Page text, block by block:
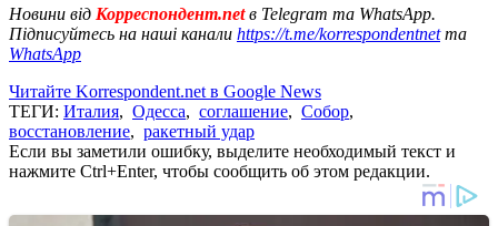
Новини від Корреспондент.netв Telegram та WhatsApp.
Підписуйтесь на наші канали https://t.me/korrespondentnetта
WhatsApp
Читайте Korrespondent.net в Google News
ТЕГИ: Италия, Одесса, соглашение, Собор,
восстановление, ракетный удар
Если вы заметили ошибку, выделите необходимый текст и
нажмите Ctrl+Enter, чтобы сообщить об этом редакции.